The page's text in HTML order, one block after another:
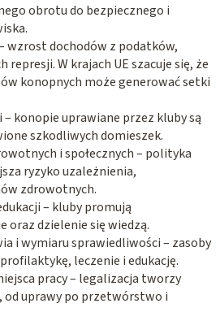
obrotu do bezpiecznego i
wzrost dochodów z podatków,
represji. W krajach UE szacuje się, że
konopnych może generować setki
konopie uprawiane przez kluby są
szkodliwych domieszek.
i społecznych – polityka
ryzyko uzależnienia,
zdrowotnych.
– kluby promują
oraz dzielenie się wiedzą.
i wymiaru sprawiedliwości – zasoby
leczenie i edukację.
pracy – legalizacja tworzy
od uprawy po przetwórstwo i